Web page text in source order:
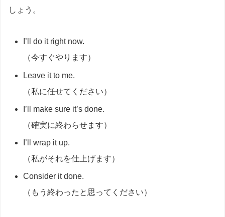
しょう。
I’ll do it right now.
（今すぐやります）
Leave it to me.
（私に任せてください）
I’ll make sure it’s done.
（確実に終わらせます）
I’ll wrap it up.
（私がそれを仕上げます）
Consider it done.
（もう終わったと思ってください）